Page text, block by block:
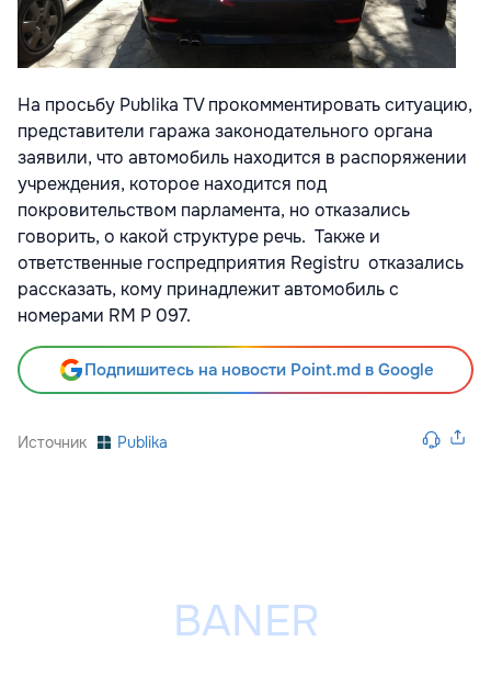
На просьбу Publika TV прокомментировать ситуацию,
представители гаража законодательного органа
заявили, что автомобиль находится в распоряжении
учреждения, которое находится под
покровительством парламента, но отказались
говорить, о какой структуре речь. Также и
ответственные госпредприятия Registru отказались
рассказать, кому принадлежит автомобиль с
номерами RM P 097.
Подпишитесь на новости Point.md в Google
Источник Publika